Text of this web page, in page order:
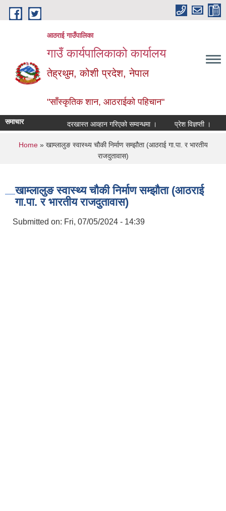
Skip to main content
आठराई गाउँपालिका
गाउँ कार्यपालिकाको कार्यालय
तेह्रथुम, कोशी प्रदेश, नेपाल
"साँस्कृतिक शान, आठराईको पहिचान"
समाचार दरखास्त आव्हान गरिएको सम्वन्धमा । प्रेश विज्ञप्ती ।
You are here
Home» खाम्लालुङ स्वास्थ्य चौकी निर्माण सम्झौता (आठराई गा.पा. र भारतीय
राजदुतावास)
खाम्लालुङ स्वास्थ्य चौकी निर्माण सम्झौता (आठराई
गा.पा. र भारतीय राजदुतावास)
Submitted on: Fri, 07/05/2024 - 14:39